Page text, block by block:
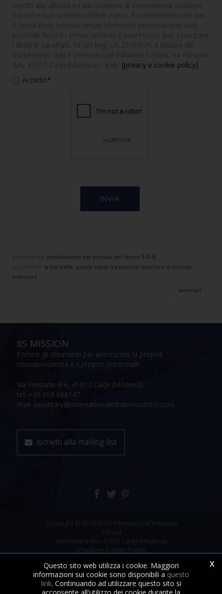
[privacy e cookie policy]
Accetto*
precedente: meditazione del portale del leone 8-8-8
la tua pelle: ponte vitale tra mondo interiore e mondo
esteriore
seminari
IIS MISSION
Fornire gli strumenti per accrescere la propria
consapevolezza e il proprio potenziale
Via Fontana 4/A, 41012 Carpi (Modena)
tel: +39 059 686147
mail: secretary@internationalinitiationschool.com
iscriviti alla mailing list
Copyright © 2018-2026 International Initiation
School
via Fontana 4/A, 41012 Carpi (Modena)
[Privacy e Cookie Policy]
x
Questo sito web utilizza i cookie. Maggiori
informazioni sui cookie sono disponibili a questo
link. Continuando ad utilizzare questo sito si